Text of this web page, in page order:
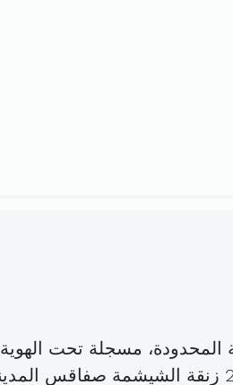
مسجلة تحت الهوية